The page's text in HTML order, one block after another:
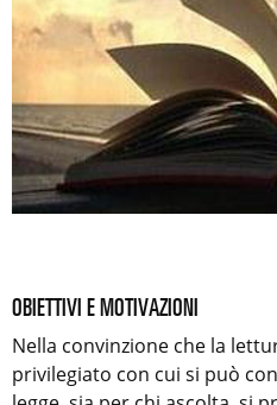
OBIETTIVI E MOTIVAZIONI
Nella convinzione che la
privilegiato con cui si può